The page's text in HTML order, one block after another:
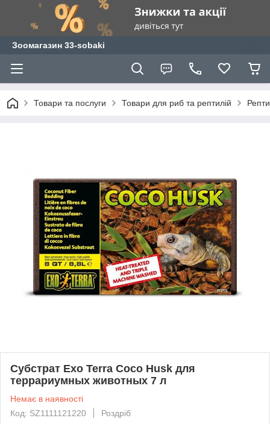
Зоомагазин 33-sobaki
Товари та послуги Товари для риб та рептилій
Субстрат Exo Terra Coco Husk для
террариумных животных 7 л
Немає в наявності
Код: SZ1111121220
Роздріб